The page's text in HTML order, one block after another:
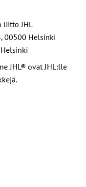
liitto JHL
00500 Helsinki
JHL® ovat JHL:lle